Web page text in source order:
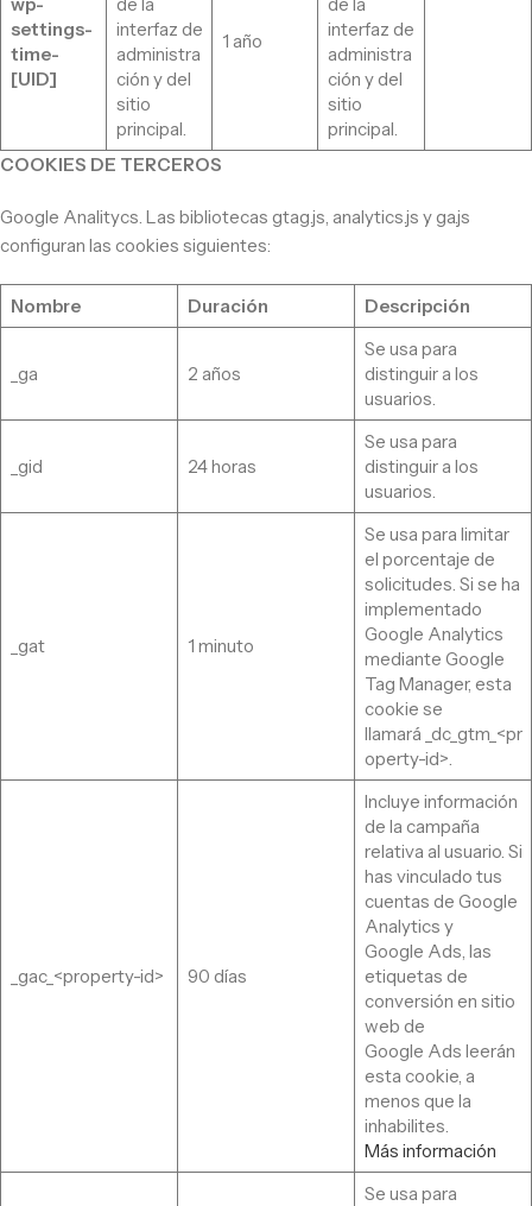
settings-
time-
[UID]
interfaz de
administra
ción y del
sitio
principal.
1 año
interfaz de
administra
ción y del
sitio
principal.
COOKIES DE TERCEROS
Google Analitycs. Las bibliotecas gtag.js, analytics.js y ga.js
configuran las cookies siguientes:
Nombre Duración Descripción
_ga 2 años
Se usa para
distinguir a los
usuarios.
_gid 24 horas
Se usa para
distinguir a los
usuarios.
_gat 1 minuto
Se usa para limitar
el porcentaje de
solicitudes. Si se ha
implementado
Google Analytics
mediante Google
Tag Manager, esta
cookie se
llamará _dc_gtm_<pr
operty-id>.
_gac_<property-id> 90 días
Incluye información
de la campaña
relativa al usuario. Si
has vinculado tus
cuentas de Google
Analytics y
Google Ads, las
etiquetas de
conversión en sitio
web de
Google Ads leerán
esta cookie, a
menos que la
inhabilites.
Más información
Se usa para